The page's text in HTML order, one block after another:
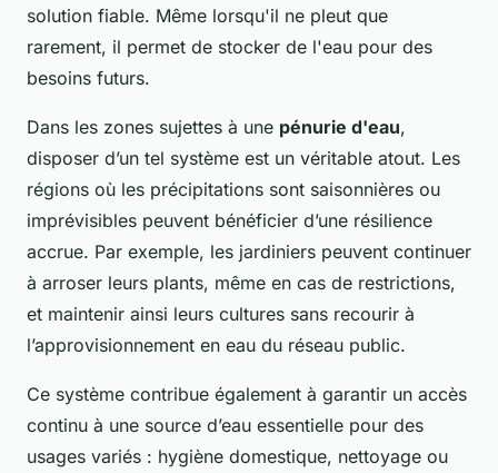
solution fiable. Même lorsqu'il ne pleut que
rarement, il permet de stocker de l'eau pour des
besoins futurs.
Dans les zones sujettes à une pénurie d'eau,
disposer d’un tel système est un véritable atout. Les
régions où les précipitations sont saisonnières ou
imprévisibles peuvent bénéficier d’une résilience
accrue. Par exemple, les jardiniers peuvent continuer
à arroser leurs plants, même en cas de restrictions,
et maintenir ainsi leurs cultures sans recourir à
l’approvisionnement en eau du réseau public.
Ce système contribue également à garantir un accès
continu à une source d’eau essentielle pour des
usages variés : hygiène domestique, nettoyage ou